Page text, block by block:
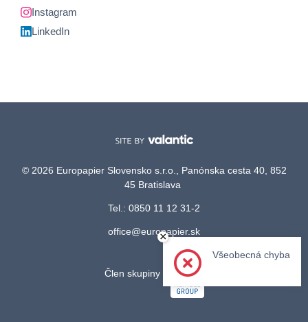
Instagram
LinkedIn
© 2026 Europapier Slovensko s.r.o., Panónska cesta 40, 852
45 Bratislava
Tel.: 0850 11 12 31-2
office@europapier.sk
Člen skupiny
×
Všeobecná chyba